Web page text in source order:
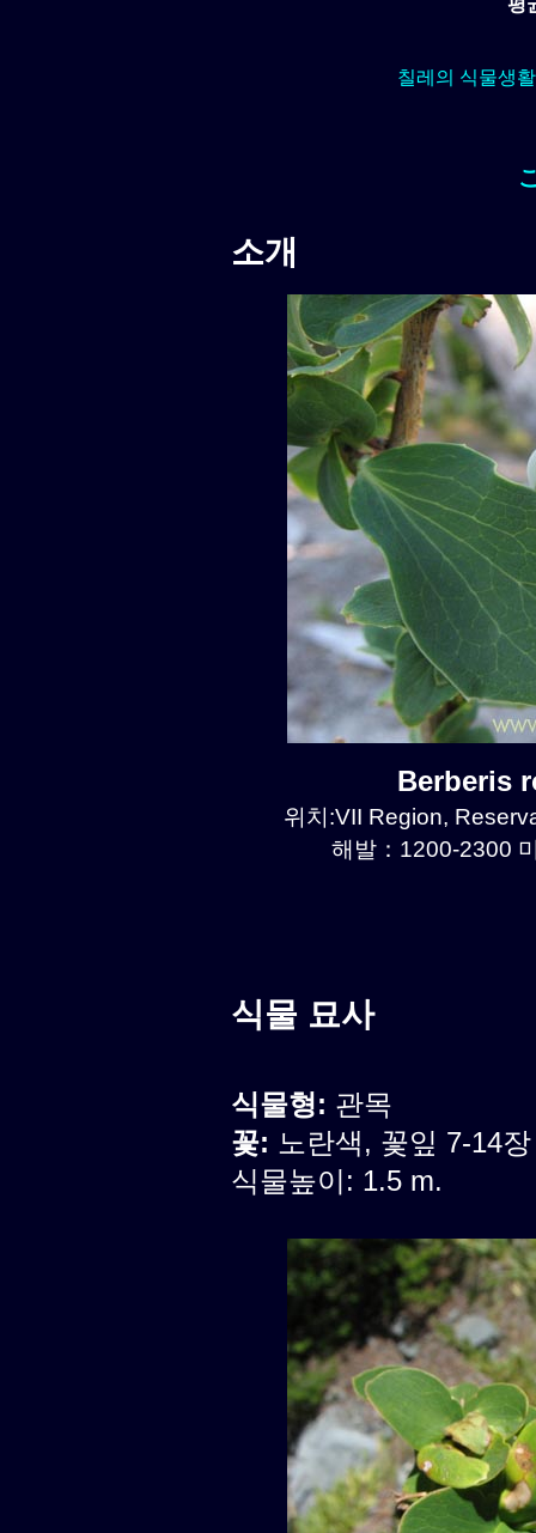
평
칠레의 식물생
소개
Berberis
위치:VII Region,
해발：1200-2300
식물 묘사
식물형: 관목
꽃: 노란색, 꽃잎 7-14장
식물높이: 1.5 m.